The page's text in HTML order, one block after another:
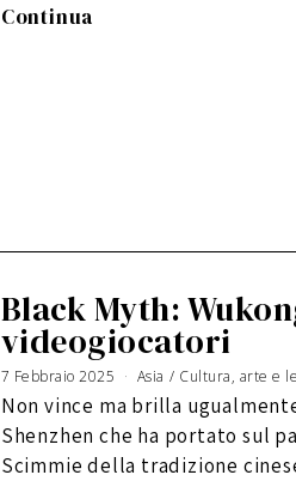
Continua
Black Myth:
videogiocatori
7 Febbraio 2025 Asia / Cultura, arte e
Non vince ma brilla
Shenzhen che ha portato sul
Scimmie della tradizione